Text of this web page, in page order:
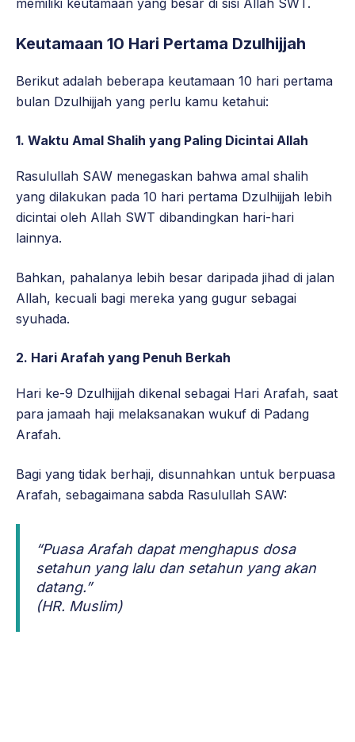
memiliki keutamaan yang besar di sisi Allah SWT.
Keutamaan 10 Hari Pertama Dzulhijjah
Berikut adalah beberapa keutamaan 10 hari pertama
bulan Dzulhijjah yang perlu kamu ketahui:
1. Waktu Amal Shalih yang Paling Dicintai Allah
Rasulullah SAW menegaskan bahwa amal shalih
yang dilakukan pada 10 hari pertama Dzulhijjah lebih
dicintai oleh Allah SWT dibandingkan hari-hari
lainnya.
Bahkan, pahalanya lebih besar daripada jihad di jalan
Allah, kecuali bagi mereka yang gugur sebagai
syuhada.
2. Hari Arafah yang Penuh Berkah
Hari ke-9 Dzulhijjah dikenal sebagai Hari Arafah, saat
para jamaah haji melaksanakan wukuf di Padang
Arafah.
Bagi yang tidak berhaji, disunnahkan untuk berpuasa
Arafah, sebagaimana sabda Rasulullah SAW:
“Puasa Arafah dapat menghapus dosa
setahun yang lalu dan setahun yang akan
datang.”
(HR. Muslim)